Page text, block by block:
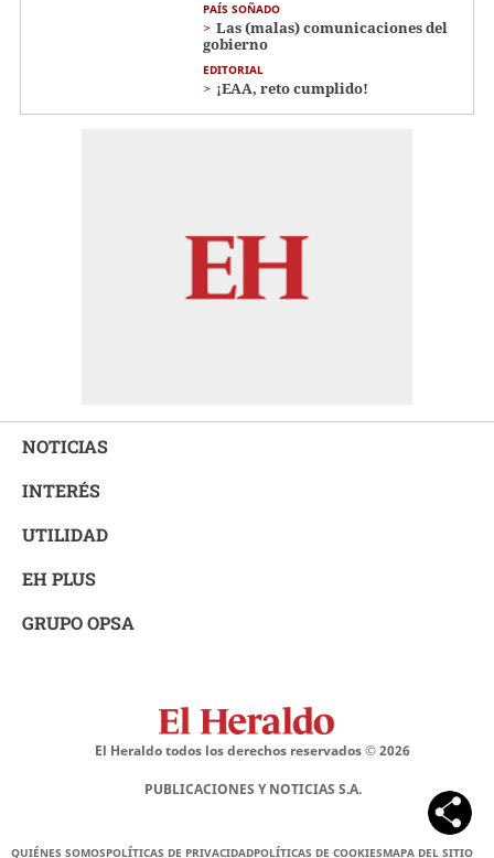
PAÍS SOÑADO
Las (malas) comunicaciones del
gobierno
EDITORIAL
¡EAA, reto cumplido!
NOTICIAS
INTERÉS
UTILIDAD
EH PLUS
GRUPO OPSA
El Heraldo todos los derechos reservados ©2026
PUBLICACIONES Y NOTICIAS S.A.
QUIÉNES SOMOSPOLÍTICAS DE PRIVACIDADPOLÍTICAS DE COOKIESMAPA DEL SITIO